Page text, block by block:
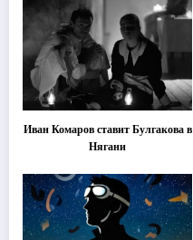
Иван Комаров ставит Булгакова в
Нягани